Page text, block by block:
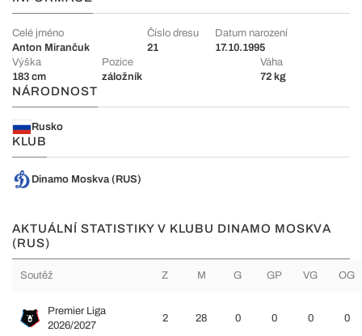
Celé jméno
Anton Mirančuk
Číslo dresu
21
Datum narození
17.10.1995
Výška
183 cm
Pozice
záložník
Váha
72 kg
NÁRODNOST
Rusko
KLUB
Dinamo Moskva (RUS)
AKTUÁLNÍ STATISTIKY V KLUBU DINAMO MOSKVA
(RUS)
Soutěž Z M G GP VG OG
Premier Liga
2026/2027
2 28 0 0 0 0